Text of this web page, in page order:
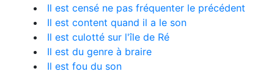
Il est censé ne pas fréquenter le précédent
Il est content quand il a le son
Il est culotté sur l'île de Ré
Il est du genre à braire
Il est fou du son